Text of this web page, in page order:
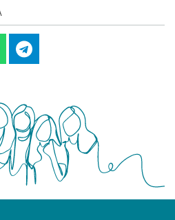
Whatsappissa
Jaa Telegramissa